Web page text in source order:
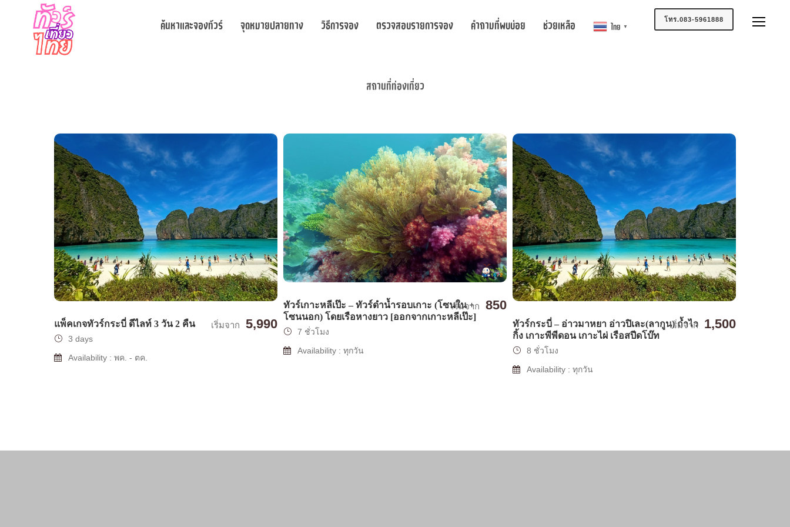
ค้นหาและจองทัวร์ จุดหมายปลายทาง วิธีการจอง ตรวจสอบรายการจอง คำถามที่พบบ่อย ช่วยเหลือ ไทย ▼
โทร.083-5961888
สถานที่ท่องเที่ยว
แพ็คเกจทัวร์กระบี่ ดีไลท์ 3 วัน 2 คืน เริ่มจาก 5,990
3 days
Availability : พค. - ตค.
ทัวร์เกาะหลีเป๊ะ – ทัวร์ดำน้ำรอบเกาะ (โซนใน +
โซนนอก) โดยเรือหางยาว [ออกจากเกาะหลีเป๊ะ]
เริ่มจาก 850
7 ชั่วโมง
Availability : ทุกวัน
ทัวร์กระบี่ – อ่าวมาหยา อ่าวปิเละ(ลากูน) ถ้ำไว
กิ้ง เกาะพีพีดอน เกาะไผ่ เรือสปีดโบ๊ท
เริ่มจาก 1,500
8 ชั่วโมง
Availability : ทุกวัน